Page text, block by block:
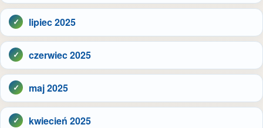
lipiec 2025
czerwiec 2025
maj 2025
kwiecień 2025